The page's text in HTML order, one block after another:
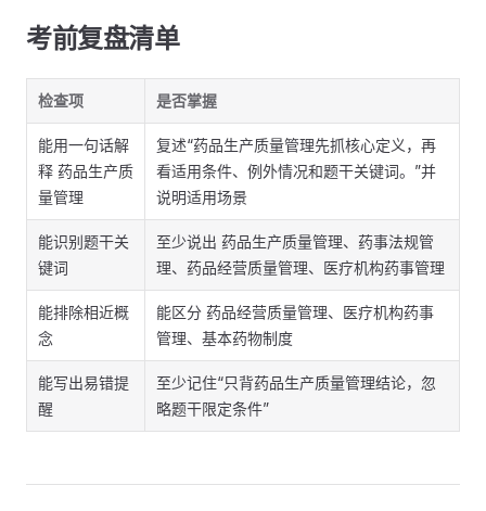
考前复盘清单
检查项 是否掌握
能用一句话解
释 药品生产质
量管理
复述“药品生产质量管理先抓核心定义，再
看适用条件、例外情况和题干关键词。”并
说明适用场景
能识别题干关
键词
至少说出 药品生产质量管理、药事法规管
理、药品经营质量管理、医疗机构药事管理
能排除相近概
念
能区分 药品经营质量管理、医疗机构药事
管理、基本药物制度
能写出易错提
醒
至少记住“只背药品生产质量管理结论，忽
略题干限定条件”